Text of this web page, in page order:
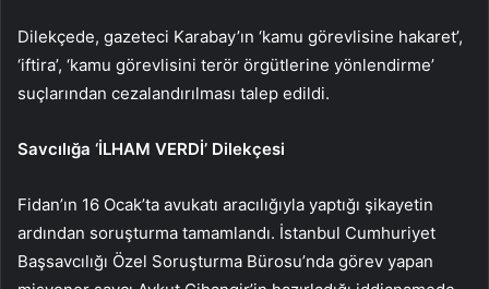
Dilekçede, gazeteci Karabay’ın ‘kamu görevlisine hakaret’,
‘iftira’, ‘kamu görevlisini terör örgütlerine yönlendirme’
suçlarından cezalandırılması talep edildi.
Savcılığa ‘İLHAM VERDİ’ Dilekçesi
Fidan’ın 16 Ocak’ta avukatı aracılığıyla yaptığı şikayetin
ardından soruşturma tamamlandı. İstanbul Cumhuriyet
Başsavcılığı Özel Soruşturma Bürosu’nda görev yapan